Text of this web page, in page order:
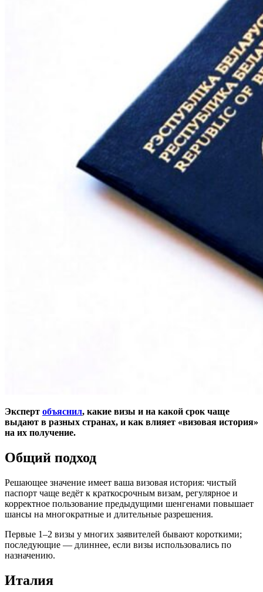
Эксперт объяснил, какие визы и на какой срок чаще
выдают в разных странах, и как влияет «визовая история»
на их получение.
Общий подход
Решающее значение имеет ваша визовая история: чистый
паспорт чаще ведёт к краткосрочным визам, регулярное и
корректное пользование предыдущими шенгенами повышает
шансы на многократные и длительные разрешения.
Первые 1–2 визы у многих заявителей бывают короткими;
последующие — длиннее, если визы использовались по
назначению.
Италия